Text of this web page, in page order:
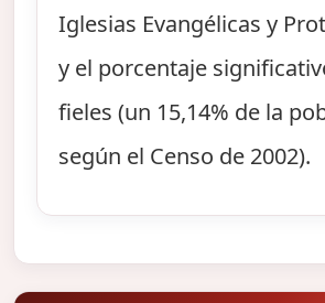
Iglesias Evangélicas y
y el porcentaje
fieles (un 15,14% de la
según el Censo de 2002).